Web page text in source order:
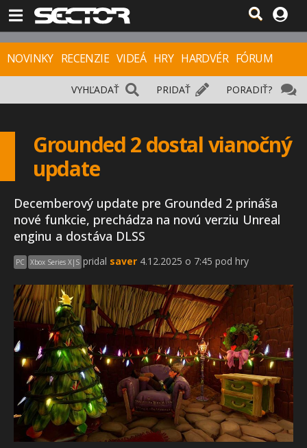
NOVINKY RECENZIE VIDEÁ HRY HARDVÉR FÓRUM
PORADIŤ?
PRIDAŤ
VYHĽADAŤ
Grounded 2 dostal vianočný
update
Decemberový update pre Grounded 2 prináša
nové funkcie, prechádza na novú verziu Unreal
enginu a dostáva DLSS
PC Xbox Series X|S pridal saver 4.12.2025 o 7:45 pod hry